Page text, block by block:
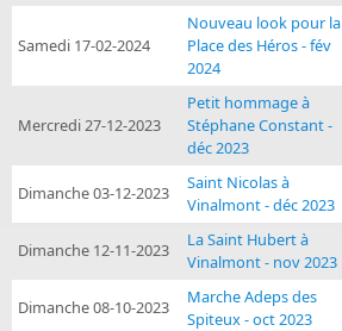
Samedi 17-02-2024
Nouveau look pour la
Place des Héros - fév
2024
Mercredi 27-12-2023
Petit hommage à
Stéphane Constant -
déc 2023
Dimanche 03-12-2023
Saint Nicolas à
Vinalmont - déc 2023
Dimanche 12-11-2023
La Saint Hubert à
Vinalmont - nov 2023
Dimanche 08-10-2023
Marche Adeps des
Spiteux - oct 2023